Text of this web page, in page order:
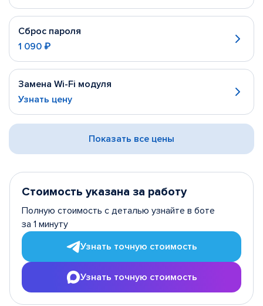
Сброс пароля
1 090 ₽
Замена Wi-Fi модуля
Узнать цену
Показать все цены
Стоимость указана за работу
Полную стоимость с деталью узнайте в боте
за 1 минуту
Узнать точную стоимость
Узнать точную стоимость